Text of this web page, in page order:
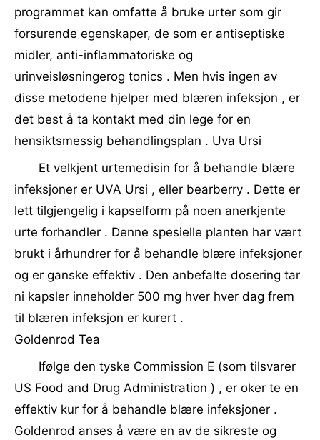
programmet kan omfatte å bruke urter som gir
forsurende egenskaper, de som er antiseptiske
midler, anti-inflammatoriske og
urinveisløsningerog tonics . Men hvis ingen av
disse metodene hjelper med blæren infeksjon , er
det best å ta kontakt med din lege for en
hensiktsmessig behandlingsplan . Uva Ursi
Et velkjent urtemedisin for å behandle blære
infeksjoner er UVA Ursi , eller bearberry . Dette er
lett tilgjengelig i kapselform på noen anerkjente
urte forhandler . Denne spesielle planten har vært
brukt i århundrer for å behandle blære infeksjoner
og er ganske effektiv . Den anbefalte dosering tar
ni kapsler inneholder 500 mg hver hver dag frem
til blæren infeksjon er kurert .
Goldenrod Tea
Ifølge den tyske Commission E (som tilsvarer
US Food and Drug Administration ) , er oker te en
effektiv kur for å behandle blære infeksjoner .
Goldenrod anses å være en av de sikreste og